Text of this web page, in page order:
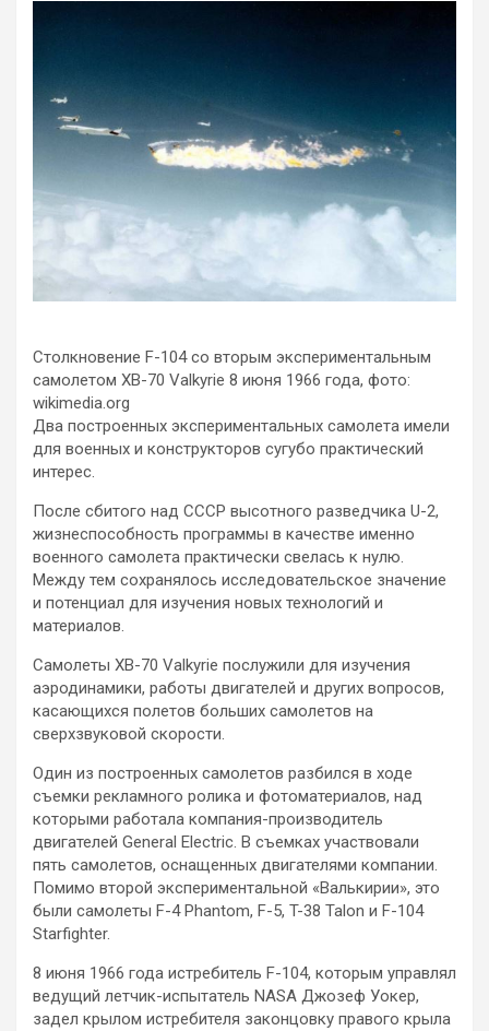
Столкновение F-104 со вторым экспериментальным
самолетом XB-70 Valkyrie 8 июня 1966 года, фото:
wikimedia.org
Два построенных экспериментальных самолета имели
для военных и конструкторов сугубо практический
интерес.
После сбитого над СССР высотного разведчика U-2,
жизнеспособность программы в качестве именно
военного самолета практически свелась к нулю.
Между тем сохранялось исследовательское значение
и потенциал для изучения новых технологий и
материалов.
Самолеты XB-70 Valkyrie послужили для изучения
аэродинамики, работы двигателей и других вопросов,
касающихся полетов больших самолетов на
сверхзвуковой скорости.
Один из построенных самолетов разбился в ходе
съемки рекламного ролика и фотоматериалов, над
которыми работала компания-производитель
двигателей General Electric. В съемках участвовали
пять самолетов, оснащенных двигателями компании.
Помимо второй экспериментальной «Валькирии», это
были самолеты F-4 Phantom, F-5, T-38 Talon и F-104
Starfighter.
8 июня 1966 года истребитель F-104, которым управлял
ведущий летчик-испытатель NASA Джозеф Уокер,
задел крылом истребителя законцовку правого крыла